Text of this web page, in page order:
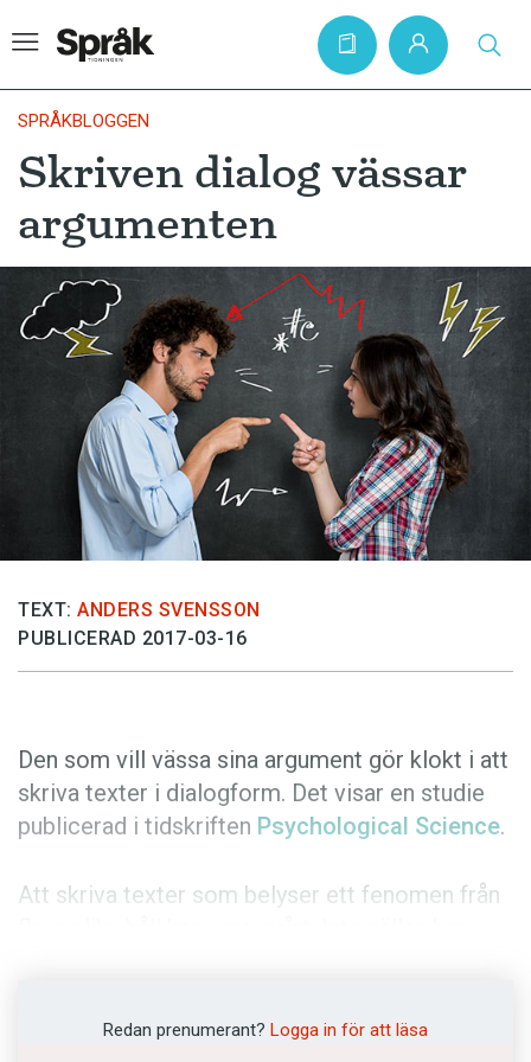
Hem
Artiklar
Krönikor
Språkfrågor
Skrivtips
Bokrecensioner
Kviss
Podden
Anmäl till språkpolisen
Annonsera
Prenumerera
Press
SPRÅKBLOGGEN
Skriven dialog vässar
argumenten
TEXT: ANDERS SVENSSON
PUBLICERAD 2017-03-16
Den som vill vässa sina argument gör klokt i att
skriva texter i dialogform. Det visar en studie
publicerad i tidskriften Psychological Science.
Att skriva texter som belyser ett fenomen från
forskare i psykologi vid Columbia University,
Redan prenumerant? Logga in för att läsa